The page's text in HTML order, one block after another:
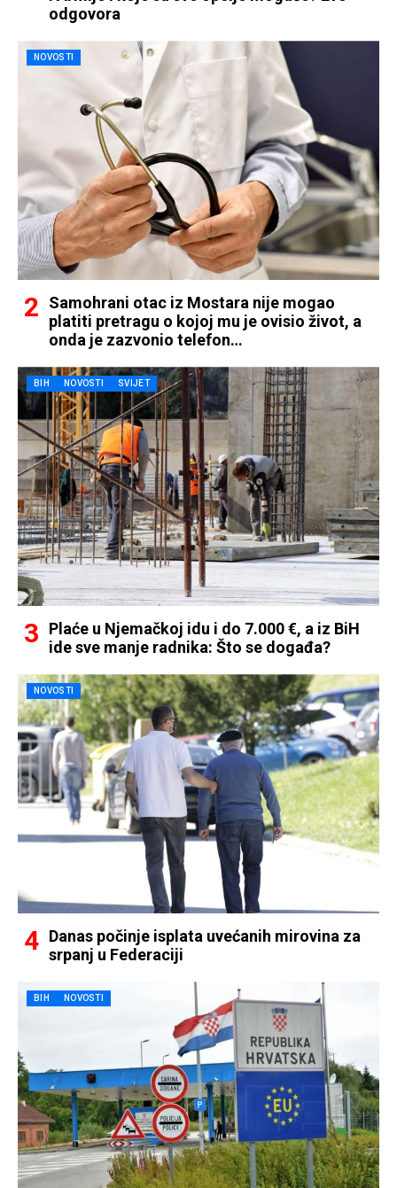
odgovora
NOVOSTI
Samohrani otac iz Mostara nije mogao
platiti pretragu o kojoj mu je ovisio život, a
onda je zazvonio telefon…
BIH NOVOSTI SVIJET
Plaće u Njemačkoj idu i do 7.000 €, a iz BiH
ide sve manje radnika: Što se događa?
NOVOSTI
Danas počinje isplata uvećanih mirovina za
srpanj u Federaciji
BIH NOVOSTI